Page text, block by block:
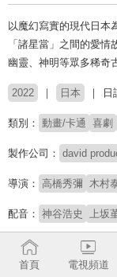
以魔幻寫實的現代日本
「諸星當」之間的愛情
幽靈、神明等眾多稀奇
2022 日本 日
類別： 動畫/卡通 喜劇
製作公司： david
導演： 高橋秀彌 木村
配音： 神谷浩史 上坂
原著： 高橋留美子
首頁 電視頻道